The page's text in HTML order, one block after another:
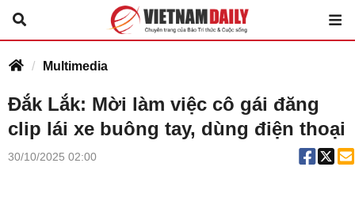
Multimedia
Đắk Lắk: Mời làm việc cô gái đăng
clip lái xe buông tay, dùng điện thoại
30/10/2025 02:00